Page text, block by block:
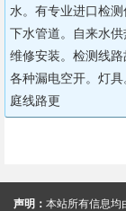
水。有专业进口检
下水管道。自来水
维修安装。检测线
各种漏电空开。灯
庭线路更
声明： 本站所有信息均